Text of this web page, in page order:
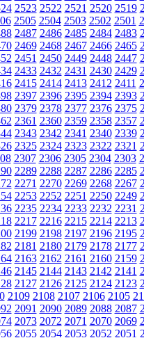
2523 2522 2521 2520 2519
2505 2504 2503 2502 2501
2487 2486 2485 2484 2483
2469 2468 2467 2466 2465
2451 2450 2449 2448 2447
2433 2432 2431 2430 2429
2415 2414 2413 2412 2411
2397 2396 2395 2394 2393
2379 2378 2377 2376 2375
2361 2360 2359 2358 2357
2343 2342 2341 2340 2339
2325 2324 2323 2322 2321
2307 2306 2305 2304 2303
2289 2288 2287 2286 2285
2271 2270 2269 2268 2267
2253 2252 2251 2250 2249
2235 2234 2233 2232 2231
2217 2216 2215 2214 2213
2199 2198 2197 2196 2195
2181 2180 2179 2178 2177
2163 2162 2161 2160 2159
2145 2144 2143 2142 2141
2127 2126 2125 2124 2123
2109 2108 2107 2106 2105
2091 2090 2089 2088 2087
2073 2072 2071 2070 2069
2055 2054 2053 2052 2051